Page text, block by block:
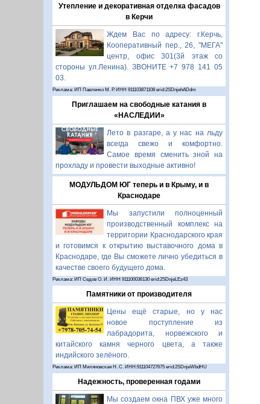
Утепление и декоративная отделка фасадов
в Керчи
Ждем Вас по адресу: г.Керчь,
Кооперативный пер., 26, "МЕГА"
центр, офис 301(3й этаж со
стороны ул.Ленина). ЗВОНИТЕ +7 978 141 05
03.
Реклама: ИП Павленко М. Р. ИНН 911103871108 erid:2SDnjehADdm
Приглашаем на свободные катания в
«НАСЛЕДИИ»
Лето в разгаре, а у нас на льду
всегда свежо и комфортно.
Самое время сменить зной на
прохладу и провести выходные активно!
МОДУЛЬДОМ ЮГ теперь и в Крыму, и в
Краснодаре
Мы запустили полноценный
производственный комплекс на
территории Краснодарского края
и готовимся к открытию выставочного дома в
Краснодаре, где Вы сможете лично убедиться в
качестве своего будущего дома.
Реклама: ИП Седов О. И. ИНН 911100036130 erid:2SDnjeLEz43
Памятники от производителя
Цены ещё старые, но у нас
новое поступление из
лабрадорита, норвежского и
китайского камня черного цвета, а также
индийского зелёного.
Реклама: ИП Миляновская Н. С. ИНН:911104727675 erid:2SDnjeWbdHU
Надежность, проверенная годами
Мы создаем окна ПВХ уже много